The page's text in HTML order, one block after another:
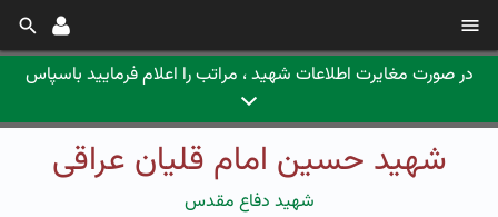
در صورت مغایرت اطلاعات شهید ، مراتب را اعلام فرمایید باسپاس
شهید حسین امام قلیان عراقی
شهید دفاع مقدس